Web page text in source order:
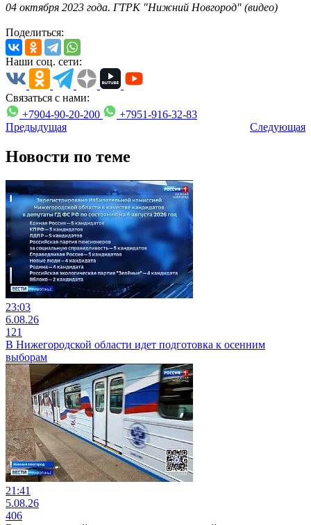
04 октября 2023 года. ГТРК "Нижний Новгород" (видео)
Поделиться:
Наши соц. сети:
Связаться с нами:
+7904-90-20-200
+7951-916-32-83
Предыдущая
Следующая
Новости по теме
23:03
6.08.26
121
В Нижегородской области идет подготовка к осенним
выборам
21:41
5.08.26
406